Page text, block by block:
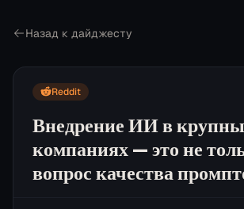
Назад к дайджесту
Reddit
Внедрение ИИ в
компаниях — это не
вопрос качества